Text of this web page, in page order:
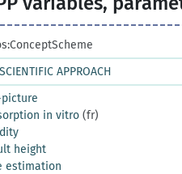
APPROACH
picture
in vitro (fr)
height
estimation